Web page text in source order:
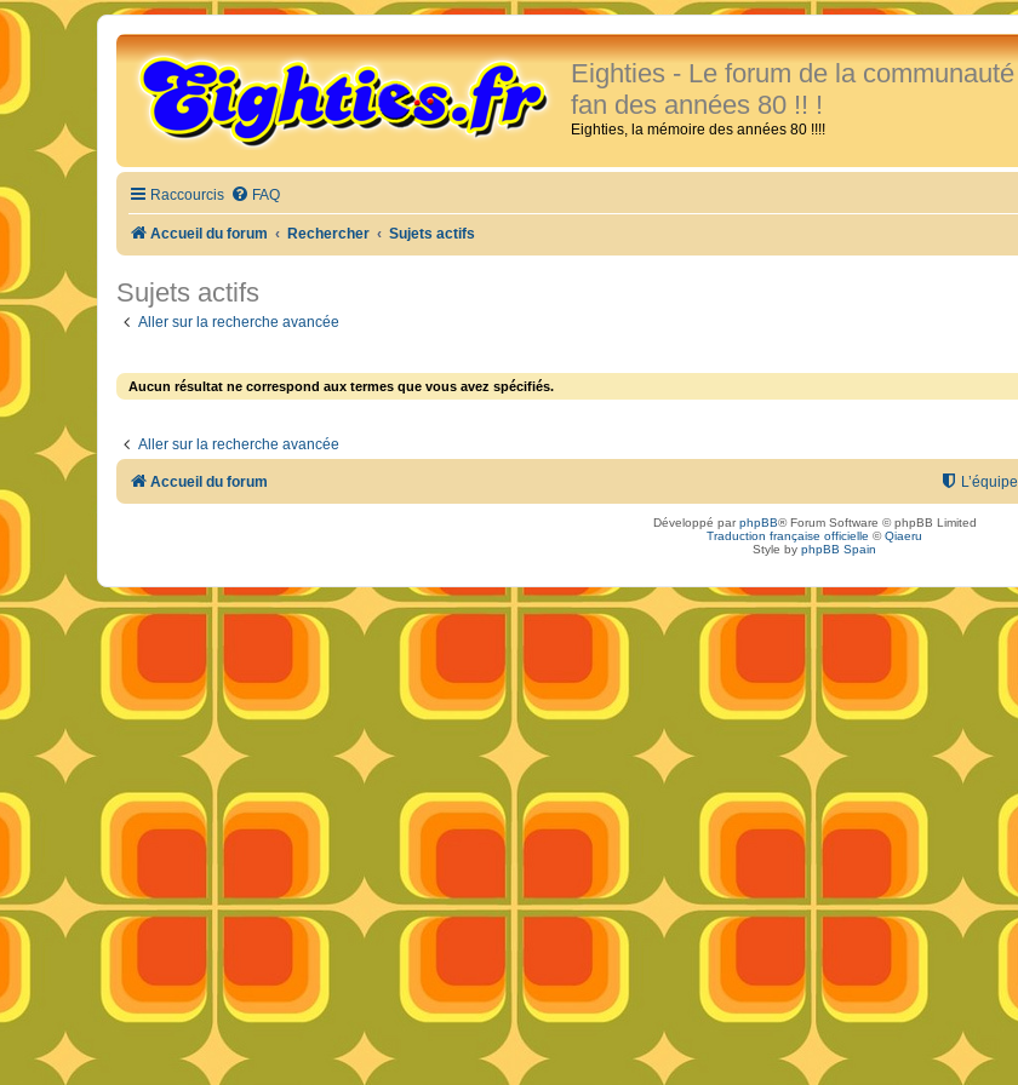
Eighties - Le forum de la communauté
fan des années 80 !! !
Eighties, la mémoire des années 80 !!!!
Raccourcis FAQ
Accueil du forum Rechercher Sujets actifs
Sujets actifs
Aller sur la recherche avancée
Aucun résultat ne correspond aux termes que vous avez spécifiés.
Aller sur la recherche avancée
Accueil du forum L’équipe
Développé parphpBB® Forum Software © phpBB Limited
Traduction française officielle ©Qiaeru
Style by phpBB Spain